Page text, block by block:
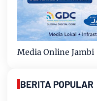
Media Online Jambi
BERITA POPULAR